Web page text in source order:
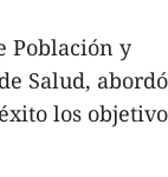
Población y
Salud, abordó
los